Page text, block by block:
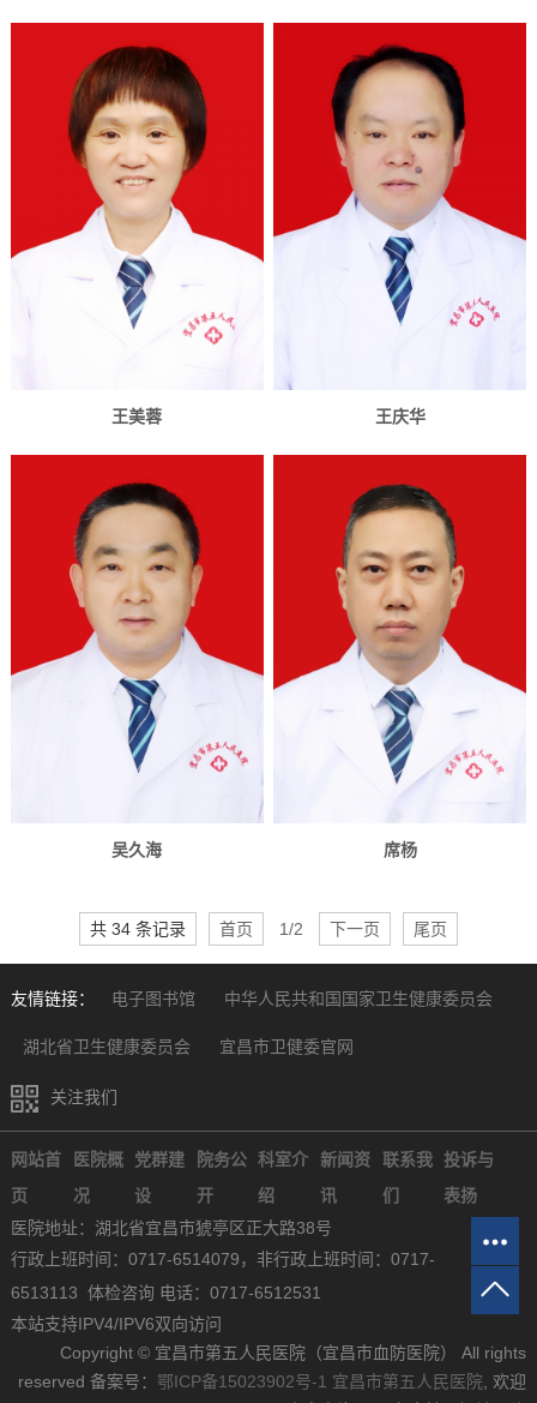
王美蓉 王庆华
吴久海 席杨
共 34 条记录 首页 1/2 下一页 尾页
友情链接： 电子图书馆 中华人民共和国国家卫生健康委员会
湖北省卫生健康委员会 宜昌市卫健委官网
关注我们
网站首
页
医院概
况
党群建
设
院务公
开
科室介
绍
新闻资
讯
联系我
们
投诉与
表扬
医院地址：湖北省宜昌市猇亭区正大路38号
行政上班时间：0717-6514079，非行政上班时间：0717-
6513113 体检咨询 电话：0717-6512531
本站支持IPV4/IPV6双向访问
Copyright © 宜昌市第五人民医院（宜昌市血防医院） All rights
reserved 备案号： 鄂ICP备15023902号-1 宜昌市第五人民医院, 欢迎